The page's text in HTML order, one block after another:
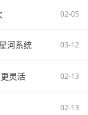
02-05
河系统 03-12
灵活 02-13
02-13